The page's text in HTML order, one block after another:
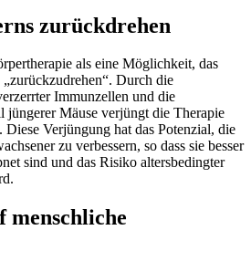
zurückdrehen
als eine Möglichkeit, das
Durch die
Immunzellen und die
Mäuse verjüngt die Therapie
Verjüngung hat das Potenzial, die
zu verbessern, so dass sie besser
sind und das Risiko altersbedingter
menschliche